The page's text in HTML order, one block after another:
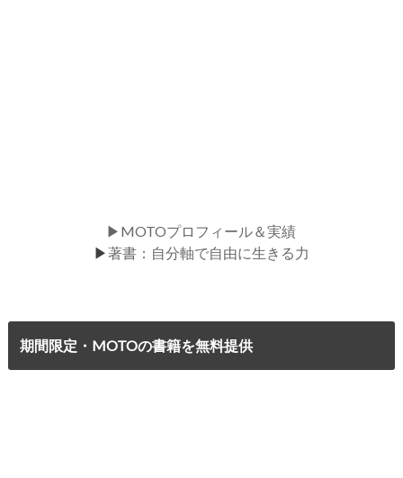
▶MOTOプロフィール＆実績
▶著書：自分軸で自由に生きる力
期間限定・MOTOの書籍を無料提供